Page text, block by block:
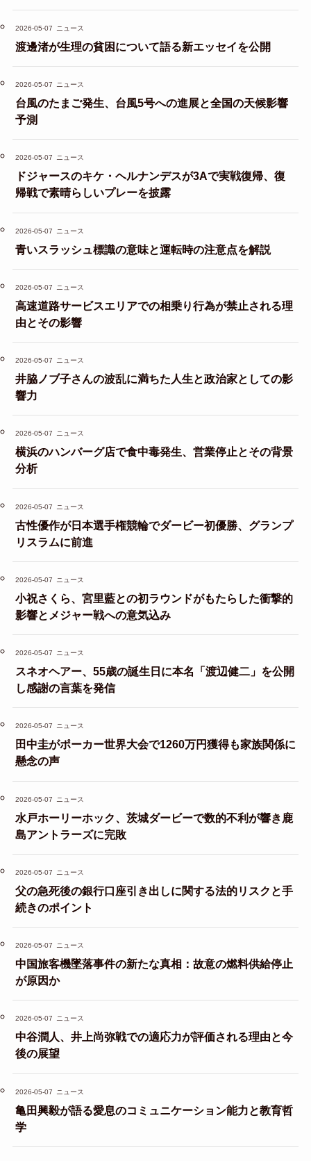
2026-05-07 ニュース
渡邊渚が生理の貧困について語る新エッセイを公開
2026-05-07 ニュース
台風のたまご発生、台風5号への進展と全国の天候影響
予測
2026-05-07 ニュース
ドジャースのキケ・ヘルナンデスが3Aで実戦復帰、復
帰戦で素晴らしいプレーを披露
2026-05-07 ニュース
青いスラッシュ標識の意味と運転時の注意点を解説
2026-05-07 ニュース
高速道路サービスエリアでの相乗り行為が禁止される理
由とその影響
2026-05-07 ニュース
井脇ノブ子さんの波乱に満ちた人生と政治家としての影
響力
2026-05-07 ニュース
横浜のハンバーグ店で食中毒発生、営業停止とその背景
分析
2026-05-07 ニュース
古性優作が日本選手権競輪でダービー初優勝、グランプ
リスラムに前進
2026-05-07 ニュース
小祝さくら、宮里藍との初ラウンドがもたらした衝撃的
影響とメジャー戦への意気込み
2026-05-07 ニュース
スネオヘアー、55歳の誕生日に本名「渡辺健二」を公開
し感謝の言葉を発信
2026-05-07 ニュース
田中圭がポーカー世界大会で1260万円獲得も家族関係に
懸念の声
2026-05-07 ニュース
水戸ホーリーホック、茨城ダービーで数的不利が響き鹿
島アントラーズに完敗
2026-05-07 ニュース
父の急死後の銀行口座引き出しに関する法的リスクと手
続きのポイント
2026-05-07 ニュース
中国旅客機墜落事件の新たな真相：故意の燃料供給停止
が原因か
2026-05-07 ニュース
中谷潤人、井上尚弥戦での適応力が評価される理由と今
後の展望
2026-05-07 ニュース
亀田興毅が語る愛息のコミュニケーション能力と教育哲
学